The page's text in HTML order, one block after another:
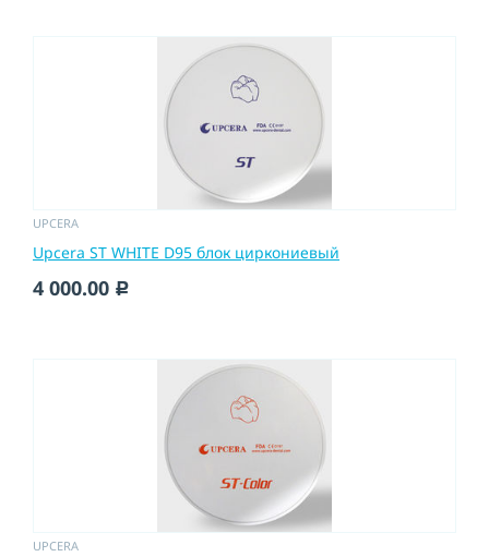
UPCERA
Upcera ST WHITE D95 блок циркониевый
4 000.00 c
UPCERA